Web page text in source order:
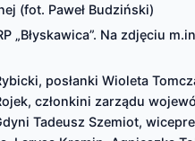
(fot. Paweł Budziński)
„Błyskawica”. Na zdjęciu
posłanki Wioleta
członkini zarządu
Tadeusz Szemiot,